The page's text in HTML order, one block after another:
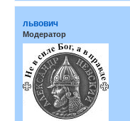
львович
Модератор